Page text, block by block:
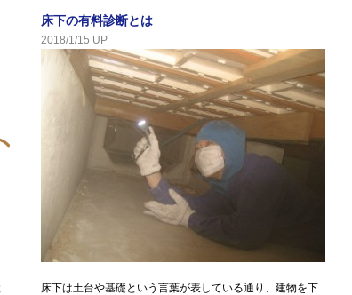
床下の有料診断とは
2018/1/15 UP
床下は土台や基礎という言葉が表している通り、建物を下